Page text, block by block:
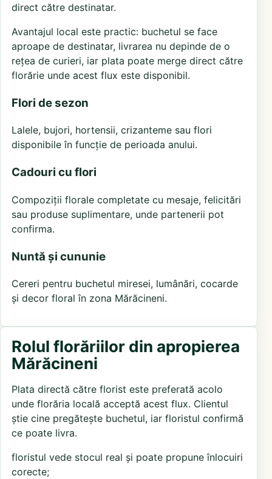
direct către destinatar.
Avantajul local este practic: buchetul se face
aproape de destinatar, livrarea nu depinde de o
rețea de curieri, iar plata poate merge direct către
florărie unde acest flux este disponibil.
Flori de sezon
Lalele, bujori, hortensii, crizanteme sau flori
disponibile în funcție de perioada anului.
Cadouri cu flori
Compoziții florale completate cu mesaje, felicitări
sau produse suplimentare, unde partenerii pot
confirma.
Nuntă și cununie
Cereri pentru buchetul miresei, lumânări, cocarde
și decor floral în zona Mărăcineni.
Rolul florăriilor din apropierea
Mărăcineni
Plata directă către florist este preferată acolo
unde florăria locală acceptă acest flux. Clientul
știe cine pregătește buchetul, iar floristul confirmă
ce poate livra.
floristul vede stocul real și poate propune înlocuiri
corecte;